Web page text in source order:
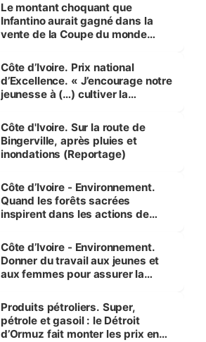
Le montant choquant que
Infantino aurait gagné dans la
vente de la Coupe du monde
Côte d’Ivoire. Prix national
d’Excellence. « J’encourage notre
jeunesse à (…) cultiver la
(Alassane Ouattara
Côte d'Ivoire. Sur la route de
Bingerville, après pluies et
inondations (Reportage)
Côte d’Ivoire - Environnement.
Quand les forêts sacrées
inspirent dans les actions de
Côte d’Ivoire - Environnement.
Donner du travail aux jeunes et
aux femmes pour assurer la
menacées
Produits pétroliers. Super,
pétrole et gasoil : le Détroit
d’Ormuz fait monter les prix en